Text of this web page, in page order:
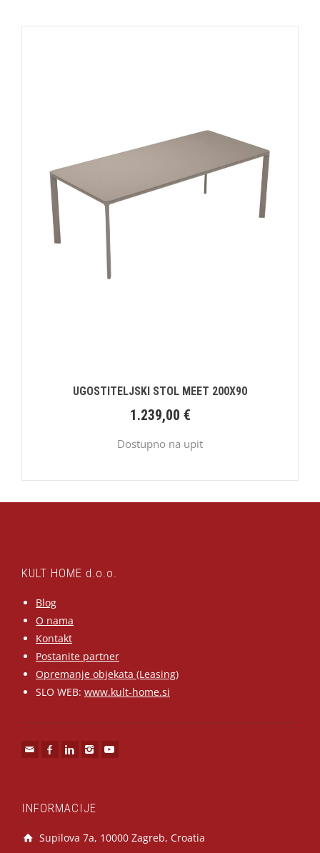
UGOSTITELJSKI STOL MEET 200X90
1.239,00 €
Dostupno na upit
KULT HOME d.o.o.
Blog
O nama
Kontakt
Postanite partner
Opremanje objekata (Leasing)
SLO WEB: www.kult-home.si
INFORMACIJE
Supilova 7a, 10000 Zagreb, Croatia